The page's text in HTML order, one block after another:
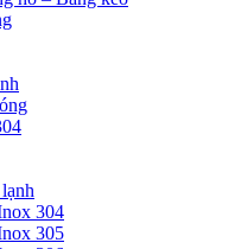
304
305